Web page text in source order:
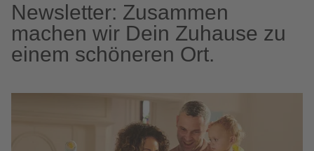
Newsletter: Zusammen
machen wir Dein Zuhause zu
einem schöneren Ort.